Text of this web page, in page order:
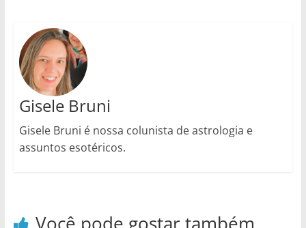
Gisele Bruni
Gisele Bruni é nossa colunista de astrologia e
assuntos esotéricos.